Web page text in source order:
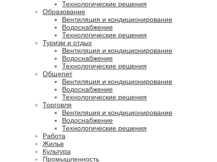
Технологические решения
Образование
Вентиляция и кондиционирование
Водоснабжение
Технологические решения
Туризм и отдых
Вентиляция и кондиционирование
Водоснабжение
Технологические решения
Общепит
Вентиляция и кондиционирование
Водоснабжение
Технологические решения
Торговля
Вентиляция и кондиционирование
Водоснабжение
Технологические решения
Работа
Жилье
Культура
Промышленность